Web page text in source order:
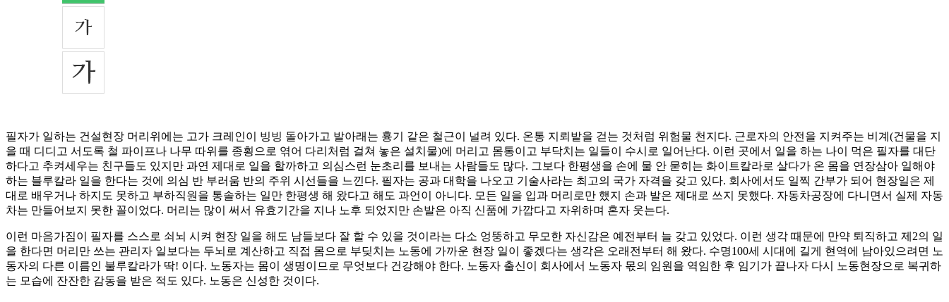
필자가 일하는 건설현장 머리위에는 고가 크레인이 빙빙 돌아가고 발아래는 흉기 같은 철근이 널려 있다. 온통 지뢰밭을 걷는 것처럼 위험물 천지다. 근로자의 안전을 지켜주는 비계(건물을 지
을 때 디디고 서도록 철 파이프나 나무 따위를 종횡으로 엮어 다리처럼 걸쳐 놓은 설치물)에 머리고 몸통이고 부닥치는 일들이 수시로 일어난다. 이런 곳에서 일을 하는 나이 먹은 필자를 대단
하다고 추켜세우는 친구들도 있지만 과연 제대로 일을 할까하고 의심스런 눈초리를 보내는 사람들도 많다. 그보다 한평생을 손에 물 안 묻히는 화이트칼라로 살다가 온 몸을 연장삼아 일해야
하는 블루칼라 일을 한다는 것에 의심 반 부러움 반의 주위 시선들을 느낀다. 필자는 공과 대학을 나오고 기술사라는 최고의 국가 자격을 갖고 있다. 회사에서도 일찍 간부가 되어 현장일은 제
대로 배우거나 하지도 못하고 부하직원을 통솔하는 일만 한평생 해 왔다고 해도 과언이 아니다. 모든 일을 입과 머리로만 했지 손과 발은 제대로 쓰지 못했다. 자동차공장에 다니면서 실제 자동
차는 만들어보지 못한 꼴이었다. 머리는 많이 써서 유효기간을 지나 노후 되었지만 손발은 아직 신품에 가깝다고 자위하며 혼자 웃는다.
이런 마음가짐이 필자를 스스로 쇠뇌 시켜 현장 일을 해도 남들보다 잘 할 수 있을 것이라는 다소 엉뚱하고 무모한 자신감은 예전부터 늘 갖고 있었다. 이런 생각 때문에 만약 퇴직하고 제2의 일
을 한다면 머리만 쓰는 관리자 일보다는 두뇌로 계산하고 직접 몸으로 부딪치는 노동에 가까운 현장 일이 좋겠다는 생각은 오래전부터 해 왔다. 수명100세 시대에 길게 현역에 남아있으려면 노
동자의 다른 이름인 불루칼라가 딱! 이다. 노동자는 몸이 생명이므로 무엇보다 건강해야 한다. 노동자 출신이 회사에서 노동자 몫의 임원을 역임한 후 임기가 끝나자 다시 노동현장으로 복귀하
는 모습에 잔잔한 감동을 받은 적도 있다. 노동은 신성한 것이다.